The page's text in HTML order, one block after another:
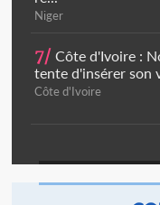
Niger
7/ Côte d'Ivoire :
tente d'insérer son
Côte d'Ivoire